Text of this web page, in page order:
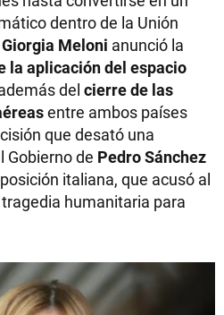
dentro de la Unión
Giorgia Meloni anunció la
la aplicación del espacio
del cierre de las
entre ambos países
que desató una
Gobierno de Pedro Sánchez
italiana, que acusó al
humanitaria para